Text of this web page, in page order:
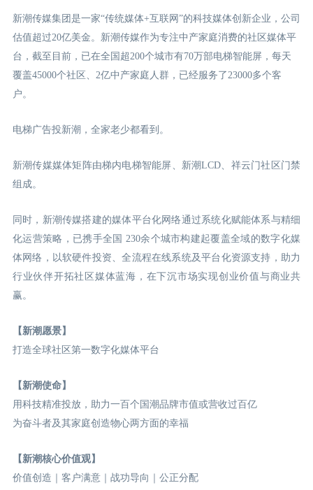
新潮传媒集团是一家“传统媒体+互联网”的科技媒体创新企业，公司
估值超过20亿美金。新潮传媒作为专注中产家庭消费的社区媒体平
台，截至目前，已在全国超200个城市有70万部电梯智能屏，每天
覆盖45000个社区、2亿中产家庭人群，已经服务了23000多个客
户。
电梯广告投新潮，全家老少都看到。
新潮传媒媒体矩阵由梯内电梯智能屏、新潮LCD、祥云门社区门禁
组成。
同时，新潮传媒搭建的媒体平台化网络通过系统化赋能体系与精细
化运营策略，已携手全国 230余个城市构建起覆盖全域的数字化媒
体网络，以软硬件投资、全流程在线系统及平台化资源支持，助力
行业伙伴开拓社区媒体蓝海，在下沉市场实现创业价值与商业共
赢。
【新潮愿景】
打造全球社区第一数字化媒体平台
【新潮使命】
用科技精准投放，助力一百个国潮品牌市值或营收过百亿
为奋斗者及其家庭创造物心两方面的幸福
【新潮核心价值观】
价值创造｜客户满意｜战功导向｜公正分配